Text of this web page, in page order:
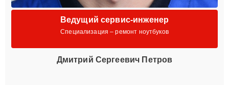
Ведущий сервис-инженер
Специализация – ремонт ноутбуков
Дмитрий Сергеевич Петров